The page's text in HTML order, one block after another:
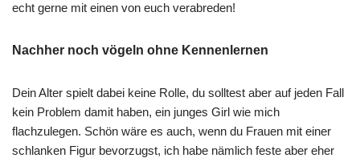
echt gerne mit einen von euch verabreden!
Nachher noch vögeln ohne Kennenlernen
Dein Alter spielt dabei keine Rolle, du solltest aber auf jeden Fall
kein Problem damit haben, ein junges Girl wie mich
flachzulegen. Schön wäre es auch, wenn du Frauen mit einer
schlanken Figur bevorzugst, ich habe nämlich feste aber eher